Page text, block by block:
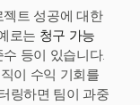
트 성공에 대한
로는 청구 가능
등이 있습니다.
이 수익 기회를
링하면 팀이 과중